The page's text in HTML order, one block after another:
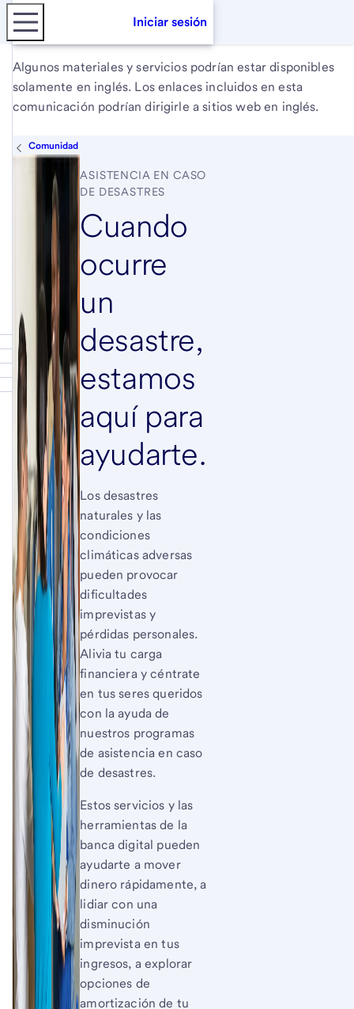
Iniciar sesión
Algunos materiales y servicios podrían estar disponibles
solamente en inglés. Los enlaces incluidos en esta
comunicación podrían dirigirle a sitios web en inglés.
Comunidad
ASISTENCIA EN CASO
DE DESASTRES
Cuando
ocurre
un
desastre,
estamos
aquí para
ayudarte.
Los desastres
naturales y las
condiciones
climáticas adversas
pueden provocar
dificultades
imprevistas y
pérdidas personales.
Alivia tu carga
financiera y céntrate
en tus seres queridos
con la ayuda de
nuestros programas
de asistencia en caso
de desastres.
Estos servicios y las
herramientas de la
banca digital pueden
ayudarte a mover
dinero rápidamente, a
lidiar con una
disminución
imprevista en tus
ingresos, a explorar
opciones de
amortización de tu